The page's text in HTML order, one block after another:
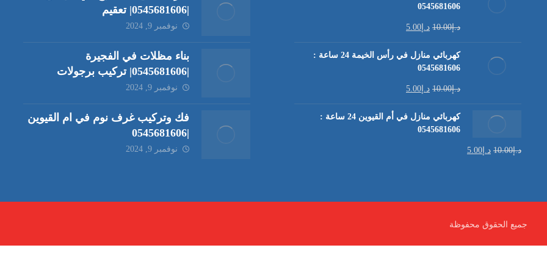
0545681606
د.إ10.00 د.إ 5.00
كهربائي منازل في رأس الخيمة 24 ساعة :
0545681606
د.إ10.00 د.إ 5.00
كهربائي منازل في أم القيوين 24 ساعة :
0545681606
د.إ10.00 د.إ 5.00
|0545681606| تعقيم
نوفمبر 9, 2024
بناء مظلات في الفجيرة
|0545681606| تركيب برجولات
نوفمبر 9, 2024
فك وتركيب غرف نوم في ام القيوين
|0545681606
نوفمبر 9, 2024
جميع الحقوق محفوظة